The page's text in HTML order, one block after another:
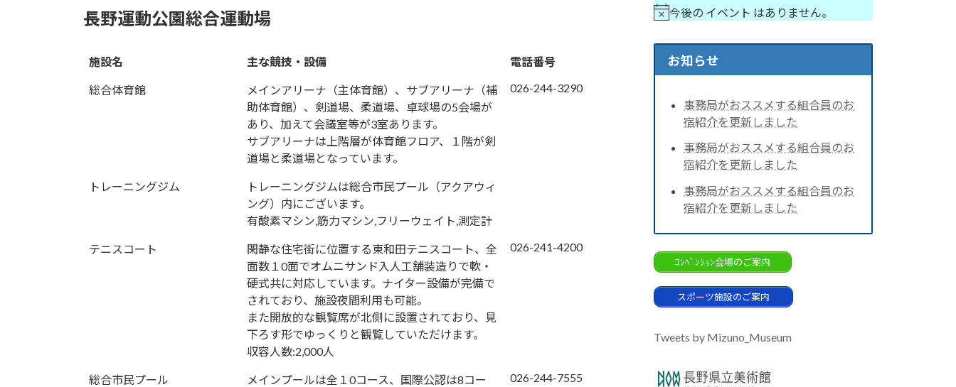
長野運動公園総合運動場
施設名 主な競技・設備 電話番号
総合体育館
メインアリーナ（主体育館）、サブアリーナ（補
助体育館）、剣道場、柔道場、卓球場の5会場が
あり、加えて会議室等が3室あります。
サブアリーナは上階層が体育館フロア、１階が剣
道場と柔道場となっています。
026-244-3290
トレーニングジム
トレーニングジムは総合市民プール（アクアウィ
ング）内にございます。
有酸素マシン,筋力マシン,フリーウェイト,測定計
テニスコート
閑静な住宅街に位置する東和田テニスコート、全
面数１0面でオムニサンド入人工舗装造りで軟・
硬式共に対応しています。ナイター設備が完備で
されており、施設夜間利用も可能。
また開放的な観覧席が北側に設置されており、見
下ろす形でゆっくりと観覧していただけます。
収容人数:2,000人
026-241-4200
総合市民プール
メインプールは全１0コース、国際公認は8コー
026-244-7555
今後の イベント はありません。
お知らせ
事務局がおススメする組合員のお
宿紹介を更新しました
事務局がおススメする組合員のお
宿紹介を更新しました
事務局がおススメする組合員のお
宿紹介を更新しました
ｺﾝﾍﾞﾝｼｮﾝ会場のご案内
スポーツ施設のご案内
Tweets by Mizuno_Museum